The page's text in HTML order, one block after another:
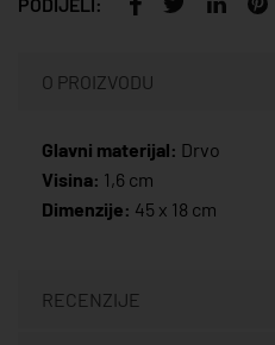
O PROIZVODU
Glavni materijal: Drvo
Visina: 1,6 cm
Dimenzije: 45 x 18 cm
RECENZIJE